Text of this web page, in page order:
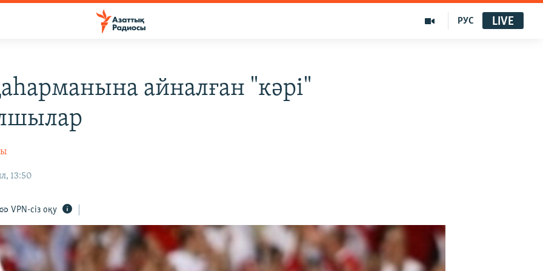
РУС LIVE
айналған "кәрі"
13:50
VPN-сіз оқу